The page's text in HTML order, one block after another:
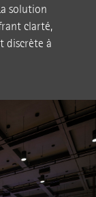
solution
clarté,
discrète à